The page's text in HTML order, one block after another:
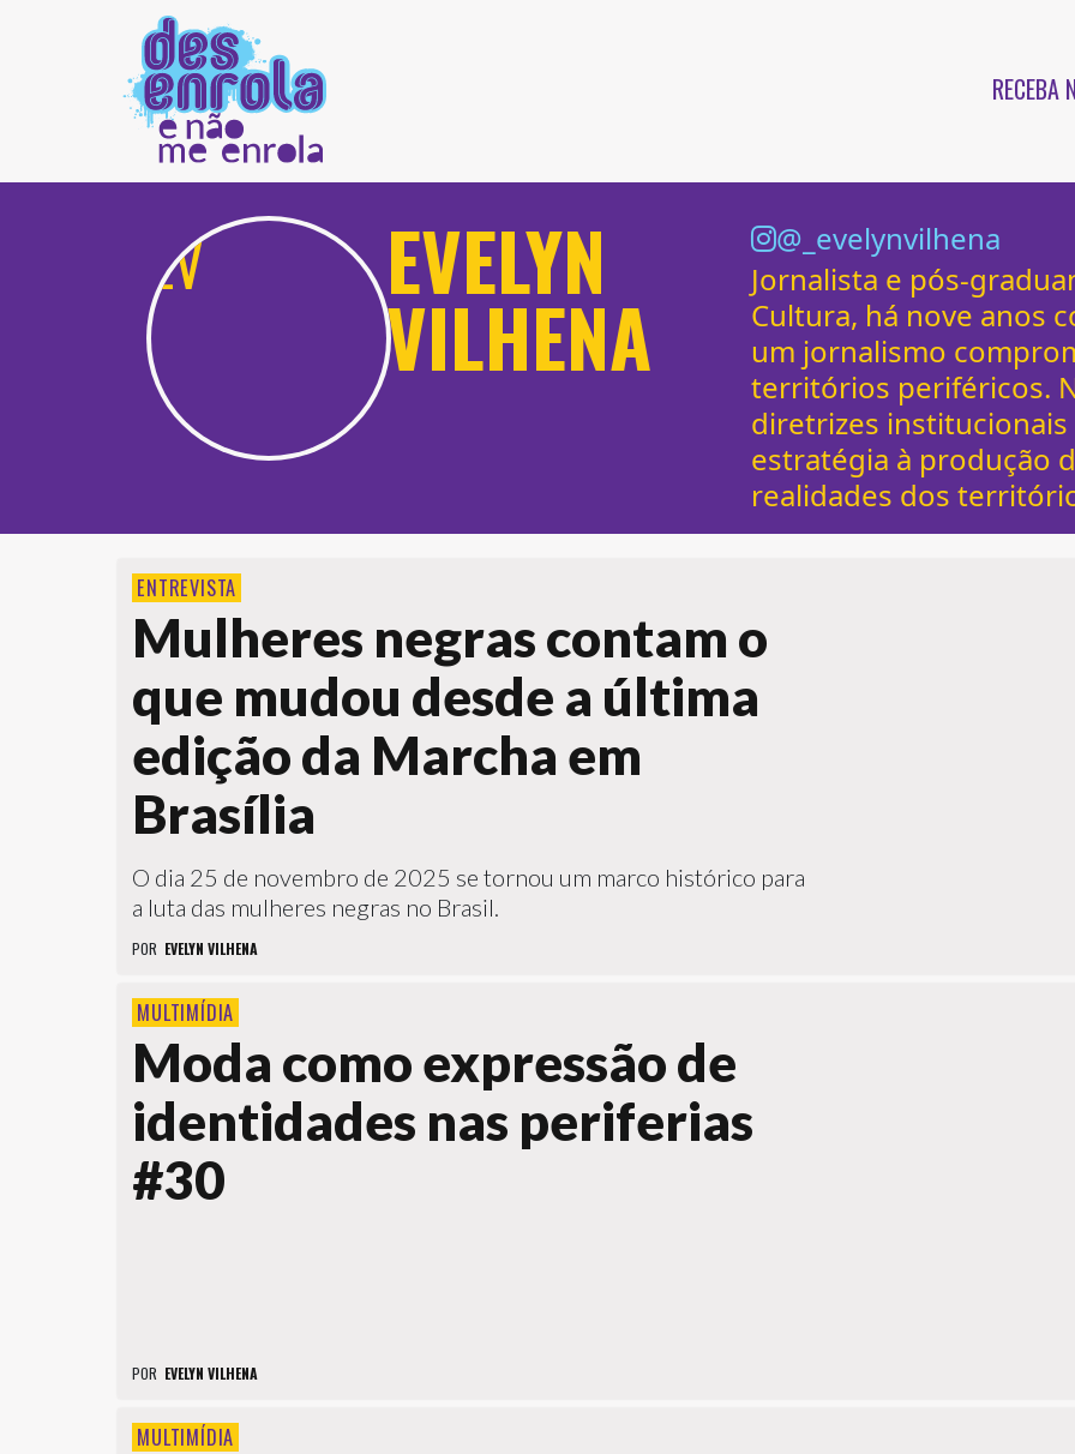
RECEBA
EVELYN
VILHENA
@_evelynvilhena
Jornalista e pós-
Cultura, há nove anos
um jornalismo
territórios periféricos.
diretrizes
estratégia à produção
realidades dos
ENTREVISTA
Mulheres negras contam o
que mudou desde a última
edição da Marcha em
Brasília
O dia 25 de novembro de 2025 se tornou um marco histórico para
a luta das mulheres negras no Brasil.
POR EVELYN VILHENA
MULTIMÍDIA
Moda como expressão de
identidades nas periferias
#30
POR EVELYN VILHENA
MULTIMÍDIA